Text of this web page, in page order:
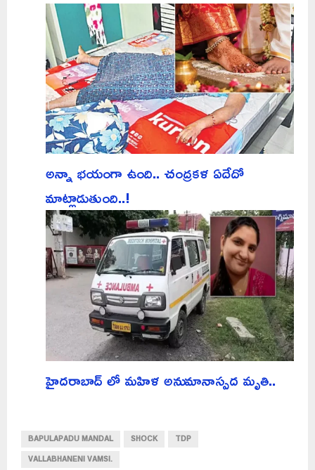
అన్నా భయంగా ఉంది.. చంద్రకళ ఏదేదో
మాట్లాడుతుంది..!
హైదరాబాద్ లో మహిళ అనుమానాస్పద మృతి..
BAPULAPADU MANDAL SHOCK
TDP
VALLABHANENI VAMSI.